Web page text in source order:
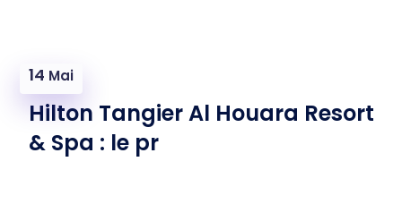
14 Mai
Hilton Tangier Al Houara Resort
& Spa : le pr